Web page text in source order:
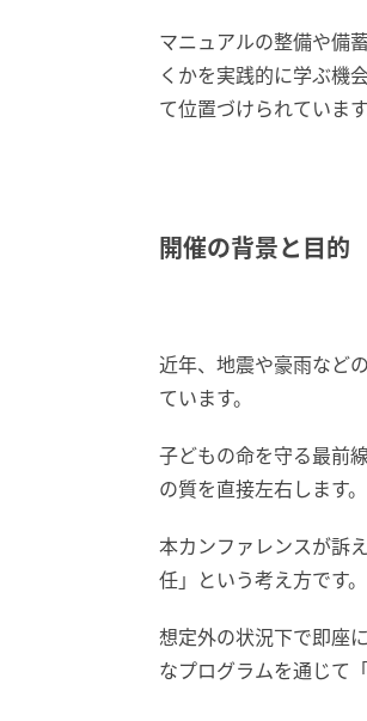
マニュアルの整備や備
くかを実践的に学ぶ機
て位置づけられています
開催の背景と目的
近年、地震や豪雨など
ています。
子どもの命を守る最前
の質を直接左右します。
本カンファレンスが訴
任」という考え方です。
想定外の状況下で即座
なプログラムを通じて